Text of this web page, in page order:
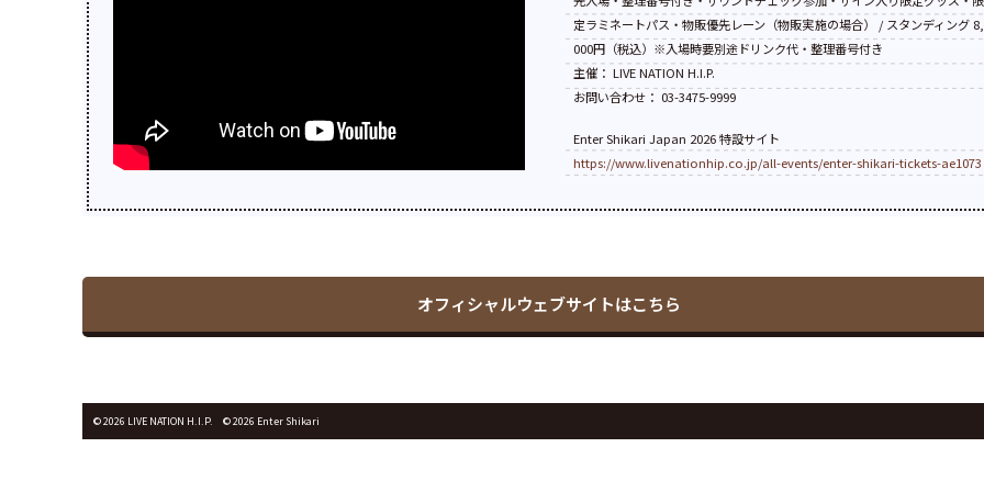
定ラミネートパス・物販優先レーン（物販実施の場合） / スタンディング 8,
000円（税込）※入場時要別途ドリンク代・整理番号付き
主催： LIVE NATION H.I.P.
お問い合わせ： 03-3475-9999
Enter Shikari Japan 2026 特設サイト
https://www.livenationhip.co.jp/all-events/enter-shikari-tickets-ae1073
オフィシャルウェブサイトはこちら
© 2026 LIVE NATION H.I.P. ©︎ 2026 Enter Shikari